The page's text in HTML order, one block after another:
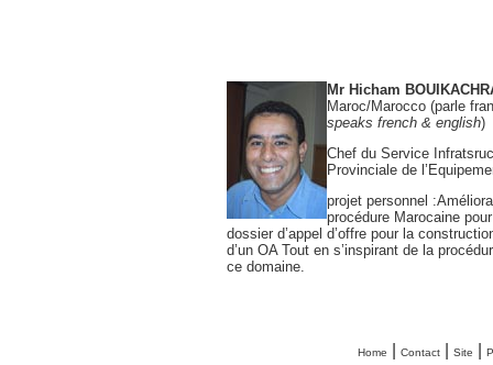
Mr Hicham
Maroc/Marocco (parle
speaks french & english)
Chef du Service
Provinciale de
projet personnel
procédure Marocaine
dossier d’appel d’offre pour la
d’un OA Tout en s’inspirant de la
ce domaine.
Home Contact| Site